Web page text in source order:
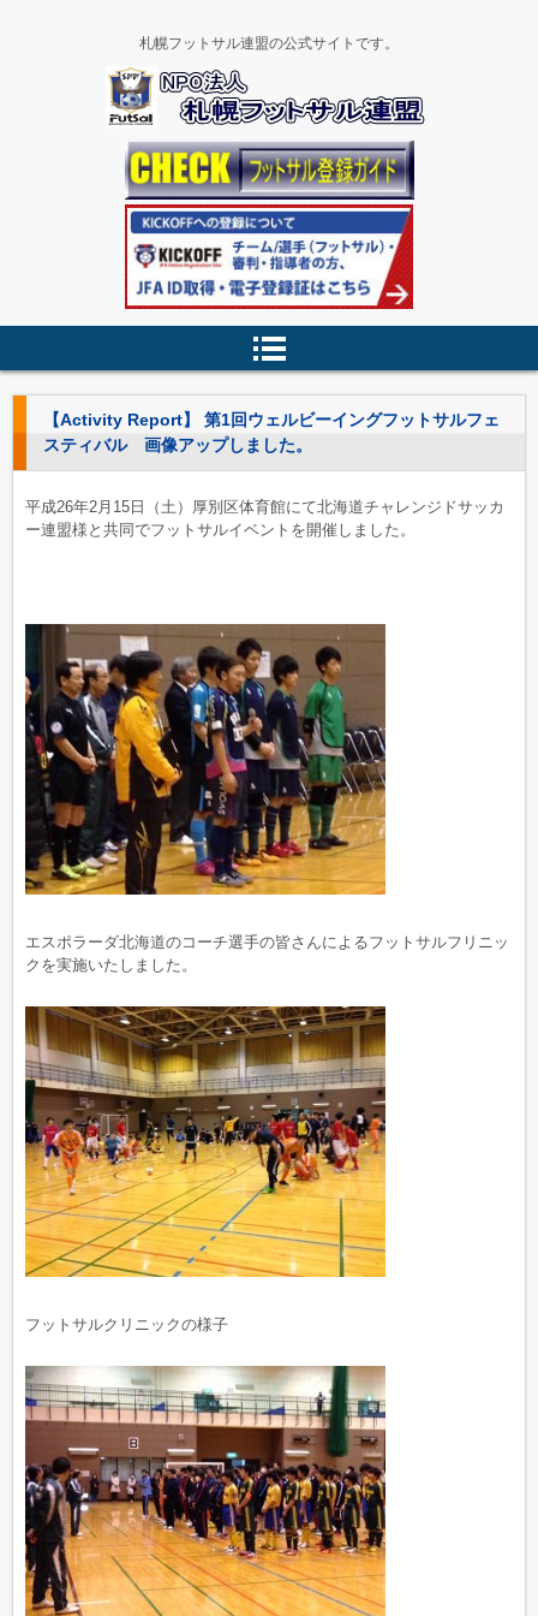
札幌フットサル連盟の公式サイトです。
【Activity Report】 第1回ウェルビーイングフットサルフェ
スティバル 画像アップしました。
平成26年2月15日（土）厚別区体育館にて北海道チャレンジドサッカ
ー連盟様と共同でフットサルイベントを開催しました。
エスポラーダ北海道のコーチ選手の皆さんによるフットサルフリニッ
クを実施いたしました。
フットサルクリニックの様子